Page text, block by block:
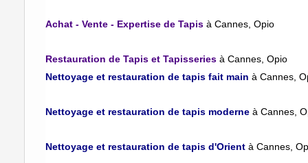
Achat - Vente - Expertise de Tapis à Cannes, Opio
Restauration de Tapis et Tapisseries à Cannes, Opio
Nettoyage et restauration de tapis fait main à Cannes,
Nettoyage et restauration de tapis moderne à Cannes,
Nettoyage et restauration de tapis d'Orient à Cannes,